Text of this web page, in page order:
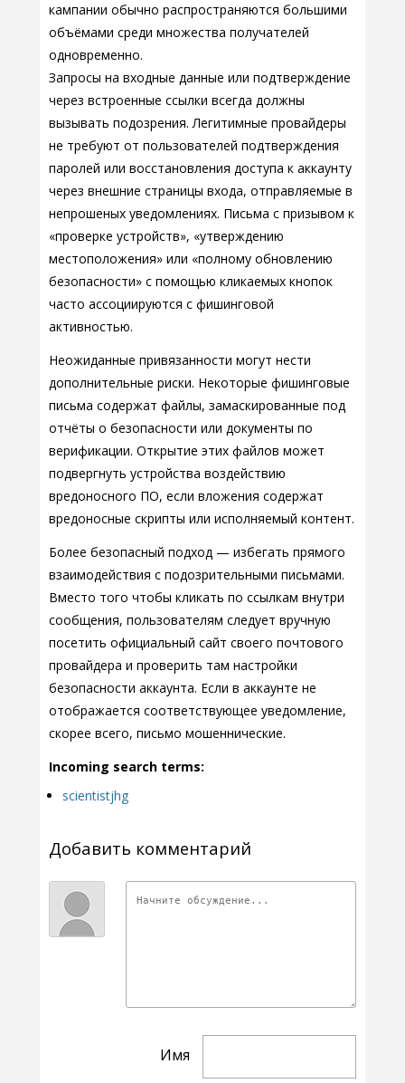
кампании обычно распространяются большими
объёмами среди множества получателей
одновременно.
Запросы на входные данные или подтверждение
через встроенные ссылки всегда должны
вызывать подозрения. Легитимные провайдеры
не требуют от пользователей подтверждения
паролей или восстановления доступа к аккаунту
через внешние страницы входа, отправляемые в
непрошеных уведомлениях. Письма с призывом к
«проверке устройств», «утверждению
местоположения» или «полному обновлению
безопасности» с помощью кликаемых кнопок
часто ассоциируются с фишинговой
активностью.
Неожиданные привязанности могут нести
дополнительные риски. Некоторые фишинговые
письма содержат файлы, замаскированные под
отчёты о безопасности или документы по
верификации. Открытие этих файлов может
подвергнуть устройства воздействию
вредоносного ПО, если вложения содержат
вредоносные скрипты или исполняемый контент.
Более безопасный подход — избегать прямого
взаимодействия с подозрительными письмами.
Вместо того чтобы кликать по ссылкам внутри
сообщения, пользователям следует вручную
посетить официальный сайт своего почтового
провайдера и проверить там настройки
безопасности аккаунта. Если в аккаунте не
отображается соответствующее уведомление,
скорее всего, письмо мошеннические.
Incoming search terms:
scientistjhg
Добавить комментарий
Имя